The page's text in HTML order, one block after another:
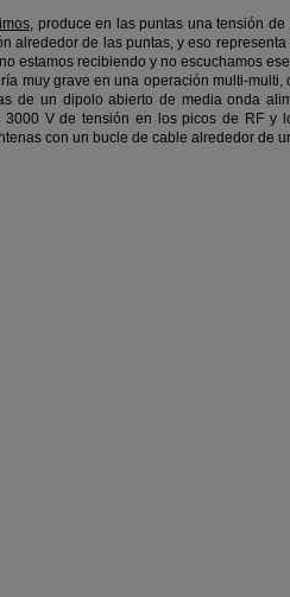
, produce en las puntas una tensión
alrededor de las puntas, y eso
estamos recibiendo y no escuchamos
muy grave en una operación multi-
de un dipolo abierto de media onda
3000 V de tensión en los picos de RF y
con un bucle de cable alrededor de